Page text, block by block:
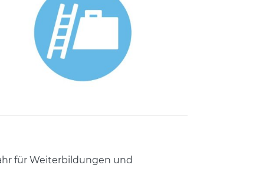
für Weiterbildungen und